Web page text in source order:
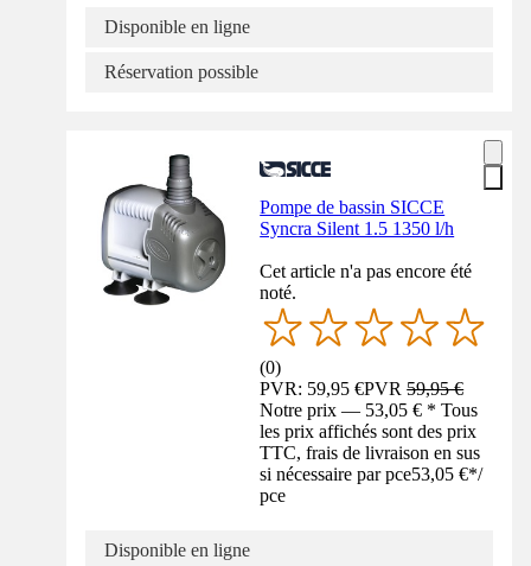
Disponible en ligne
Réservation possible
Pompe de bassin SICCE
Syncra Silent 1.5 1350 l/h
Cet article n'a pas encore été
noté.
(0)
PVR: 59,95 €PVR59,95 €
Notre prix — 53,05 € * Tous
les prix affichés sont des prix
TTC, frais de livraison en sus
si nécessaire par pce53,05 €*/
pce
Disponible en ligne